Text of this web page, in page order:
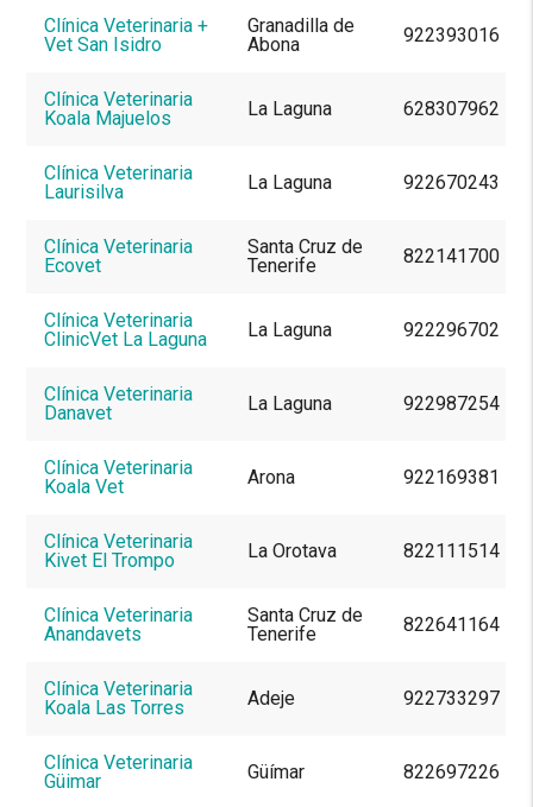
Clínica Veterinaria +
Vet San Isidro
Granadilla de
Abona
922393016
Clínica Veterinaria
Koala Majuelos
La Laguna 628307962
Clínica Veterinaria
Laurisilva
La Laguna 922670243
Clínica Veterinaria
Ecovet
Santa Cruz de
Tenerife
822141700
Clínica Veterinaria
ClinicVet La Laguna
La Laguna 922296702
Clínica Veterinaria
Danavet
La Laguna 922987254
Clínica Veterinaria
Koala Vet
Arona 922169381
Clínica Veterinaria
Kivet El Trompo
La Orotava 822111514
Clínica Veterinaria
Anandavets
Santa Cruz de
Tenerife
822641164
Clínica Veterinaria
Koala Las Torres
Adeje 922733297
Clínica Veterinaria
Güimar
Güímar 822697226